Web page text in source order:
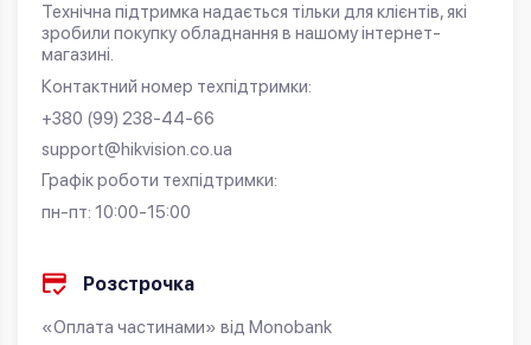
Технічна підтримка надається тільки для клієнтів, які
зробили покупку обладнання в нашому інтернет-
магазині.
Контактний номер техпідтримки:
+380 (99) 238-44-66
support@hikvision.co.ua
Графік роботи техпідтримки:
пн-пт: 10:00-15:00
Розстрочка
«Оплата частинами» від Monobank